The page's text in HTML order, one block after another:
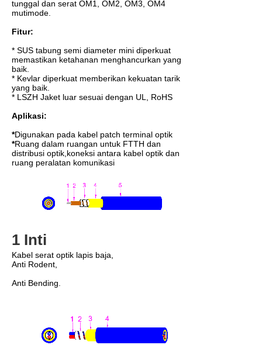
tunggal dan serat OM1, OM2, OM3, OM4
mutimode.
Fitur:
* SUS tabung semi diameter mini diperkuat
memastikan ketahanan menghancurkan yang
baik.
* Kevlar diperkuat memberikan kekuatan tarik
yang baik.
* LSZH Jaket luar sesuai dengan UL, RoHS
Aplikasi:
*Digunakan pada kabel patch terminal optik
*Ruang dalam ruangan untuk FTTH dan
distribusi optik,koneksi antara kabel optik dan
ruang peralatan komunikasi
1 Inti
Kabel serat optik lapis baja,
Anti Rodent,
Anti Bending.